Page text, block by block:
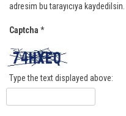
adresim bu tarayıcıya kaydedilsin.
Captcha *
Type the text displayed above: